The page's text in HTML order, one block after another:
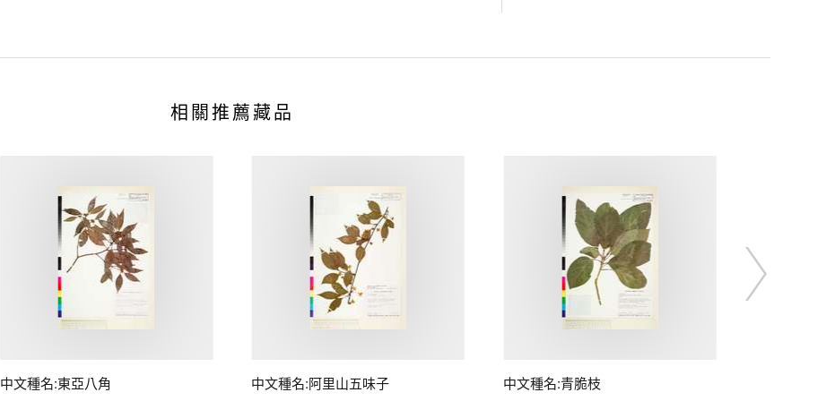
相關推薦藏品
中文種名:東亞八角 中文種名:阿里山五味子 中文種名:青脆枝